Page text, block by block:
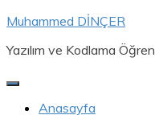
Skip
content
Muhammed DİNÇER
Yazılım ve Kodlama Öğren
Anasayfa